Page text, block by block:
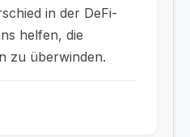
in der DeFi-
helfen, die
zu überwinden.